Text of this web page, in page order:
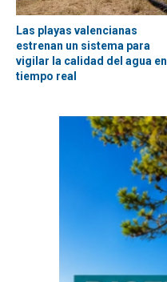
Las playas valencianas
estrenan un sistema para
vigilar la calidad del agua en
tiempo real